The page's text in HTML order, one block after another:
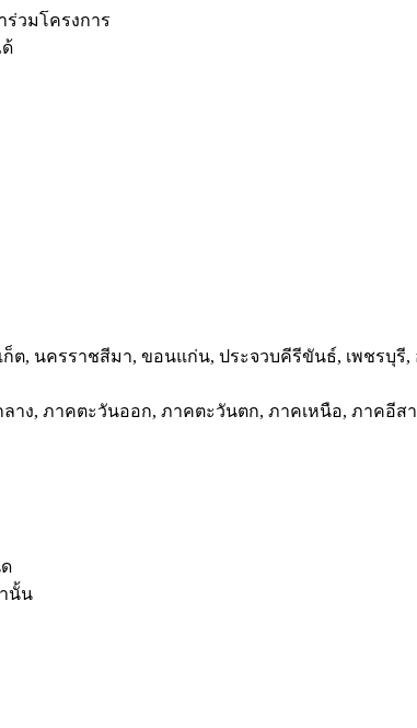
วมโครงการ
ก็ต, นครราชสีมา, ขอนแก่น, ประจวบคีรีขันธ์, เพชรบุ
าง, ภาคตะวันออก, ภาคตะวันตก, ภาคเหนือ, ภาคอีส
นั้น